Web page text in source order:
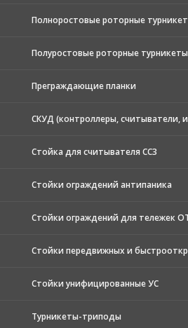
Полноростовые роторные
Полуростовые роторные турникеты
Преграждающие планки
СКУД (контроллеры, считыватели,
Стойка для считывателя СС3
Стойки ограждений антипаника
Стойки ограждений для тележек
Стойки передвижных и
Стойки унифицированные УС
Турникеты-триподы